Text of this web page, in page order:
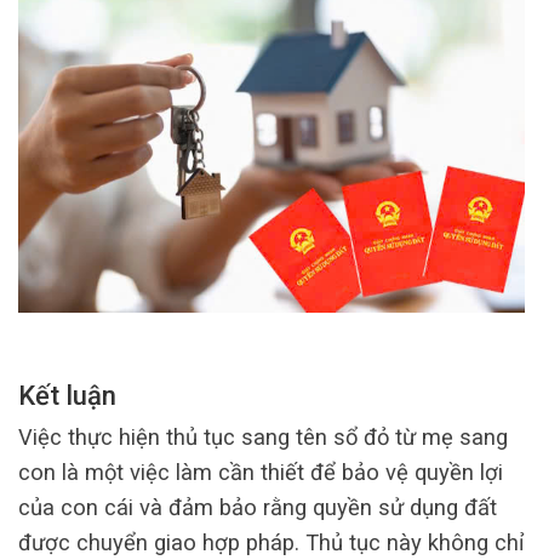
Kết luận
Việc thực hiện thủ tục sang tên sổ đỏ từ mẹ sang
con là một việc làm cần thiết để bảo vệ quyền lợi
của con cái và đảm bảo rằng quyền sử dụng đất
được chuyển giao hợp pháp. Thủ tục này không chỉ